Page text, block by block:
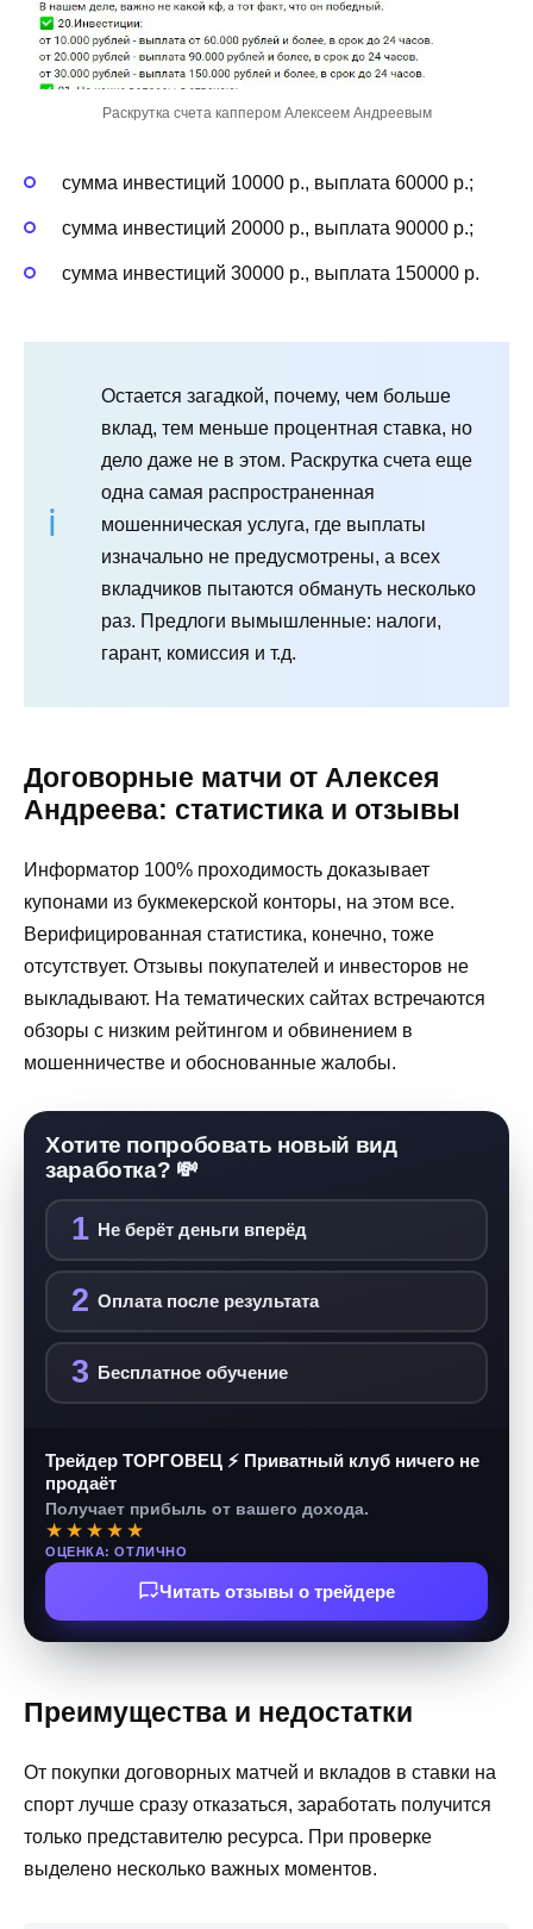
Раскрутка счета каппером Алексеем Андреевым
сумма инвестиций 10000 р., выплата 60000 р.;
сумма инвестиций 20000 р., выплата 90000 р.;
сумма инвестиций 30000 р., выплата 150000 р.
Остается загадкой, почему, чем больше
вклад, тем меньше процентная ставка, но
дело даже не в этом. Раскрутка счета еще
одна самая распространенная
мошенническая услуга, где выплаты
изначально не предусмотрены, а всех
вкладчиков пытаются обмануть несколько
раз. Предлоги вымышленные: налоги,
гарант, комиссия и т.д.
Договорные матчи от Алексея
Андреева: статистика и отзывы
Информатор 100% проходимость доказывает
купонами из букмекерской конторы, на этом все.
Верифицированная статистика, конечно, тоже
отсутствует. Отзывы покупателей и инвесторов не
выкладывают. На тематических сайтах встречаются
обзоры с низким рейтингом и обвинением в
мошенничестве и обоснованные жалобы.
Хотите попробовать новый вид
заработка? 💸
1 Не берёт деньги вперёд
2 Оплата после результата
3 Бесплатное обучение
Трейдер ТОРГОВЕЦ ⚡ Приватный клуб ничего не
продаёт
Получает прибыль от вашего дохода.
★★★★★
ОЦЕНКА: ОТЛИЧНО
Читать отзывы о трейдере
Преимущества и недостатки
От покупки договорных матчей и вкладов в ставки на
спорт лучше сразу отказаться, заработать получится
только представителю ресурса. При проверке
выделено несколько важных моментов.